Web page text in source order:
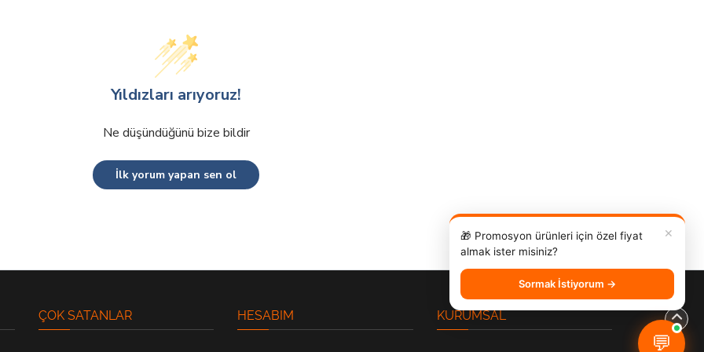
Yıldızları arıyoruz!
Ne düşündüğünü bize bildir
İlk yorum yapan sen ol
ÇOK SATANLAR HESABIM KURUMSAL
💬
✕
🎁 Promosyon ürünleri için özel fiyat
almak ister misiniz?
Sormak İstiyorum →